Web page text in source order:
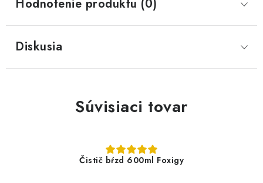
Hodnotenie produktu (0)
Diskusia
Súvisiaci tovar
Čistič bŕzd 600ml Foxigy